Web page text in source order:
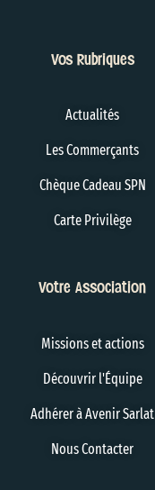
Vos Rubriques
Actualités
Les Commerçants
Chèque Cadeau SPN
Carte Privilège
Votre Association
Missions et actions
Découvrir l'Équipe
Adhérer à Avenir Sarlat
Nous Contacter